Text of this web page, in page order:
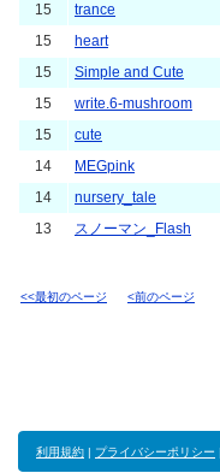
15
trance
15
heart
15
Simple and Cute
15
write.6-mushroom
15
cute
14
MEGpink
14
nursery_tale
13
スノーマン_Flash
<<最初のページ <前のページ
利用規約 | プライバシーポリシー |